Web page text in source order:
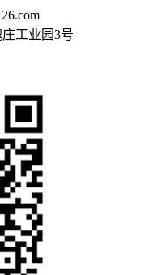
工业园3号